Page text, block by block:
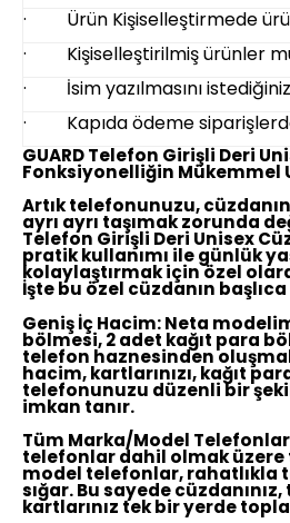
· Ürün Kişiselleştirmede
· Kişiselleştirilmiş ürünler
· İsim yazılmasını istediğiniz
· Kapıda ödeme
GUARD Telefon Girişli Deri
Fonksiyonelliğin Mükemmel
Artık telefonunuzu,
ayrı ayrı taşımak zorunda
Telefon Girişli Deri Unisex
pratik kullanımı ile günlük
kolaylaştırmak için özel
İşte bu özel cüzdanın
Geniş İç Hacim:Neta
bölmesi, 2 adet kağıt para
telefon haznesinden
hacim, kartlarınızı, kağıt
telefonunuzu düzenli bir
imkan tanır.
Tüm Marka/Model
telefonlar dahil olmak üzere
model telefonlar, rahatlıkla
sığar. Bu sayede
kartlarınız tek bir yerde